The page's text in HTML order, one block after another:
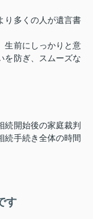
り多くの人が遺言書
生前にしっかりと意
を防ぎ、スムーズな
続開始後の家庭裁判
続手続き全体の時間
す